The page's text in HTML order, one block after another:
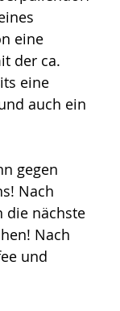
eine
der ca.
eine
auch ein
gegen
Nach
die nächste
Nach
und